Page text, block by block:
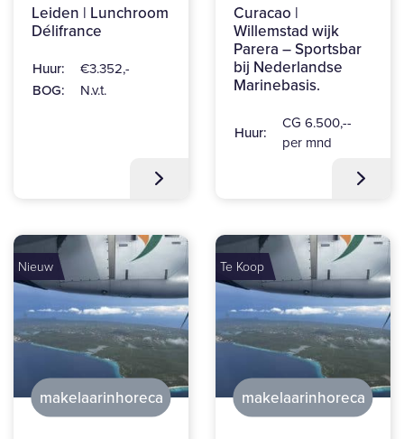
Leiden | Lunchroom
Délifrance
Huur:
€3.352,-
BOG:
N.v.t.
Curacao |
Willemstad wijk
Parera – Sportsbar
bij Nederlandse
Marinebasis.
Huur:
CG 6.500,--
per mnd
Nieuw
makelaarinhoreca
Te Koop
makelaarinhoreca